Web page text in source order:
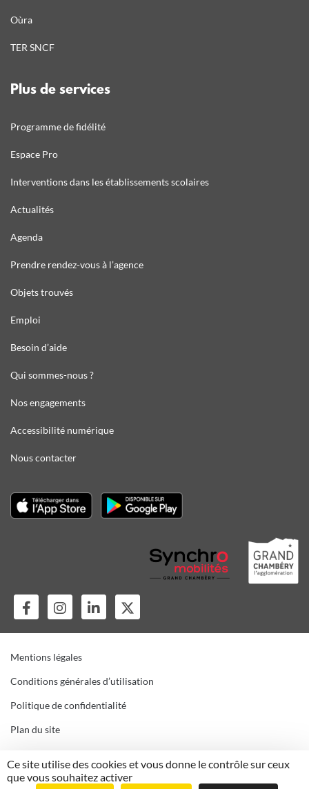
Oùra
TER SNCF
Plus de services
Programme de fidélité
Espace Pro
Interventions dans les établissements scolaires
Actualités
Agenda
Prendre rendez-vous à l’agence
Objets trouvés
Emploi
Besoin d’aide
Qui sommes-nous ?
Nos engagements
Accessibilité numérique
Nous contacter
Mentions légales
Conditions générales d’utilisation
Politique de confidentialité
Plan du site
CGV
Ce site utilise des cookies et vous donne le contrôle sur ceux
que vous souhaitez activer